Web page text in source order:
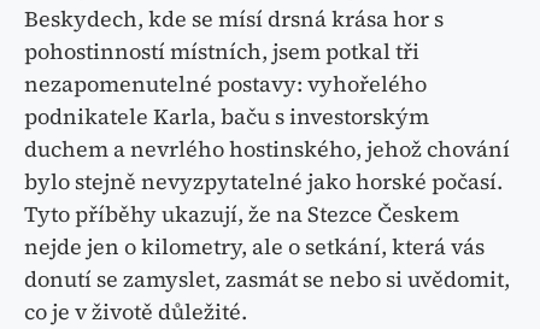
Beskydech, kde se mísí drsná krása hor s
pohostinností místních, jsem potkal tři
nezapomenutelné postavy: vyhořelého
podnikatele Karla, baču s investorským
duchem a nevrlého hostinského, jehož chování
bylo stejně nevyzpytatelné jako horské počasí.
Tyto příběhy ukazují, že na Stezce Českem
nejde jen o kilometry, ale o setkání, která vás
donutí se zamyslet, zasmát se nebo si uvědomit,
co je v životě důležité.